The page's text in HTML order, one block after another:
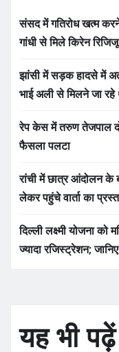
संसद में गतिरोध खत्म
गांधी से मिले किरेन रिजिजू
झांसी में सड़क हादसे में
भाई अली से मिलने जा
रेप केस में तरुण तेजपाल
फैसला पलटा
रांची में छात्र आंदोलन
लेकर पहुंचे वार्ता का
दिल्ली लक्ष्मी योजना
ज्यादा रजिस्ट्रेशन;
यह भी